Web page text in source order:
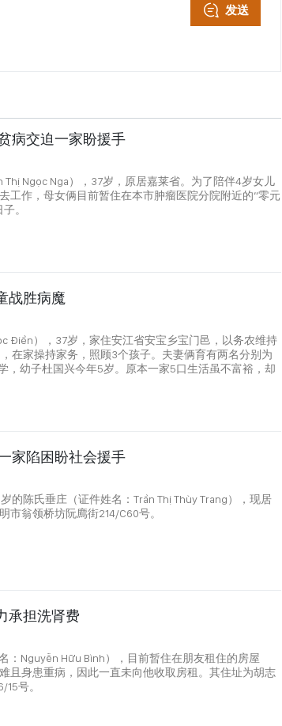
发送
病交迫一家盼援手
Ngọc Nga），37岁，原居嘉莱省。为了陪伴4岁女儿
工作，母女俩目前暂住在本市肿瘤医院分院附近的“零元
。
战胜病魔
Điền），37岁，家住安江省安宝乡宝门邑，以务农维持
在家操持家务，照顾3个孩子。夫妻俩育有两名分别为
，幼子杜国兴今年5岁。原本一家5口生活虽不富裕，却
家陷困盼社会援手
的陈氏垂庄（证件姓名：Trần Thị Thùy Trang），现居
市翁领桥坊阮廌街214/C60号。
承担洗肾费
：Nguyễn Hữu Bình），目前暂住在朋友租住的房屋
且身患重病，因此一直未向他收取房租。其住址为胡志
号。